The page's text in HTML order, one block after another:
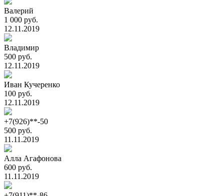
Валерий
1 000 руб.
12.11.2019
Владимир
500 руб.
12.11.2019
Иван Кучеренко
100 руб.
12.11.2019
+7(926)**-50
500 руб.
11.11.2019
Алла Агафонова
600 руб.
11.11.2019